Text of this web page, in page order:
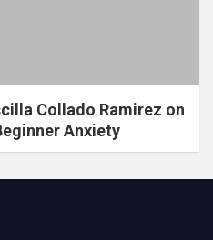
Collado Ramirez on
Anxiety